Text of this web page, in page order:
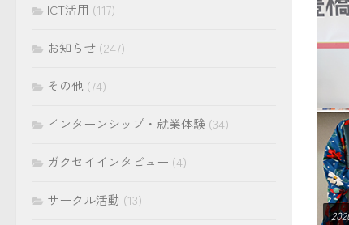
ICT活用 (117)
お知らせ (247)
その他 (74)
インターンシップ・就業体験 (34)
ガクセイインタビュー (4)
サークル活動 (13)